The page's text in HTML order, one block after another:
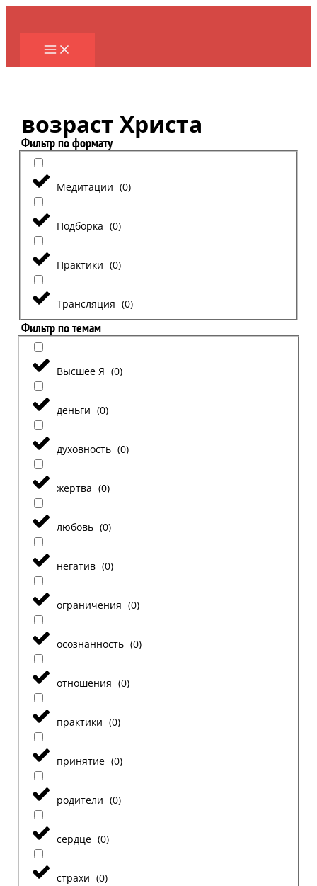
Перейти
содержимому
возраст Христа
Фильтр по формату
Медитации (0)
Подборка (0)
Практики (0)
Трансляция (0)
Фильтр по темам
Высшее Я (0)
деньги (0)
духовность (0)
жертва (0)
любовь (0)
негатив (0)
ограничения (0)
осознанность (0)
отношения (0)
практики (0)
принятие (0)
родители (0)
сердце (0)
страхи (0)